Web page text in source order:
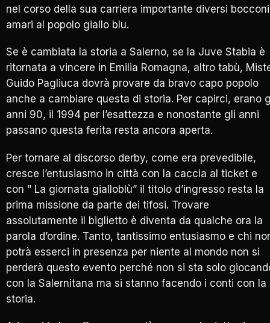
nel corso della sua carriera importante diversi bocconi
amari al popolo giallo blu.
Se è cambiata la storia a Salerno, se la Juve Stabia è
ritornata a vincere in Emilia Romagna, altro tabù,
Guido Pagliuca dovrà provare da bravo capo popolo
anche a cambiare questa di storia. Per capirci, erano
anni 90, il 1994 per l’esattezza e nonostante gli anni
passano questa ferita resta ancora aperta.
Per tornare al discorso derby, come era prevedibile,
cresce l’entusiasmo in città con la caccia al ticket e
con ” La giornata gialloblù” il titolo d’ingresso resta la
prima missione da parte dei tifosi. Trovare
assolutamente il biglietto è diventa da qualche ora la
parola d’ordine. Tanto, tantissimo entusiasmo e chi
potrà esserci in presenza per niente al mondo non si
perderà questo evento perché non si sta solo
con la Salernitana ma si stanno facendo i conti con la
storia.